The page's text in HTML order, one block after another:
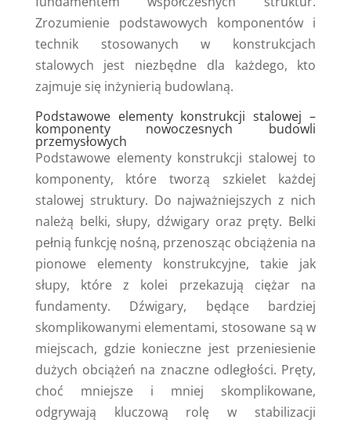
Zrozumienie podstawowych komponentów i
technik stosowanych w konstrukcjach
stalowych jest niezbędne dla każdego, kto
zajmuje się inżynierią budowlaną.
Podstawowe elementy konstrukcji stalowej –
komponenty nowoczesnych budowli
przemysłowych
Podstawowe elementy konstrukcji stalowej to
komponenty, które tworzą szkielet każdej
stalowej struktury. Do najważniejszych z nich
należą belki, słupy, dźwigary oraz pręty. Belki
pełnią funkcję nośną, przenosząc obciążenia na
pionowe elementy konstrukcyjne, takie jak
słupy, które z kolei przekazują ciężar na
fundamenty. Dźwigary, będące bardziej
skomplikowanymi elementami, stosowane są w
miejscach, gdzie konieczne jest przeniesienie
dużych obciążeń na znaczne odległości. Pręty,
choć mniejsze i mniej skomplikowane,
odgrywają kluczową rolę w stabilizacji